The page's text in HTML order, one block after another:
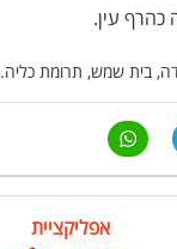
כהרף עין.
בית שמש, תרומת כליה.
אפליקציית